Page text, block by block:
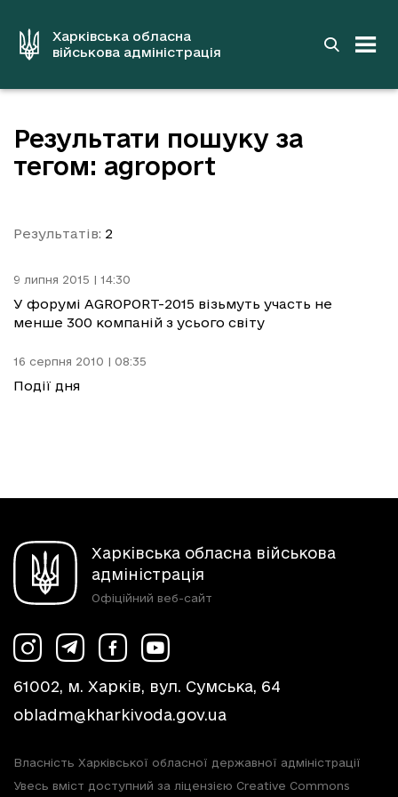
вмістуХарківська обласна
військова адміністрація
Результати пошуку за
тегом: agroport
Результатів: 2
9 липня 2015 | 14:30
У форумі AGROPORT-2015 візьмуть участь не
менше 300 компаній з усього світу
16 серпня 2010 | 08:35
Події дня
Харківська обласна військова
адміністрація
Офіційний веб-сайт
61002, м. Харків, вул. Сумська, 64
obladm@kharkivoda.gov.ua
Власність Харківської обласної державної адміністрації
Увесь вміст доступний за ліцензією Creative Commons